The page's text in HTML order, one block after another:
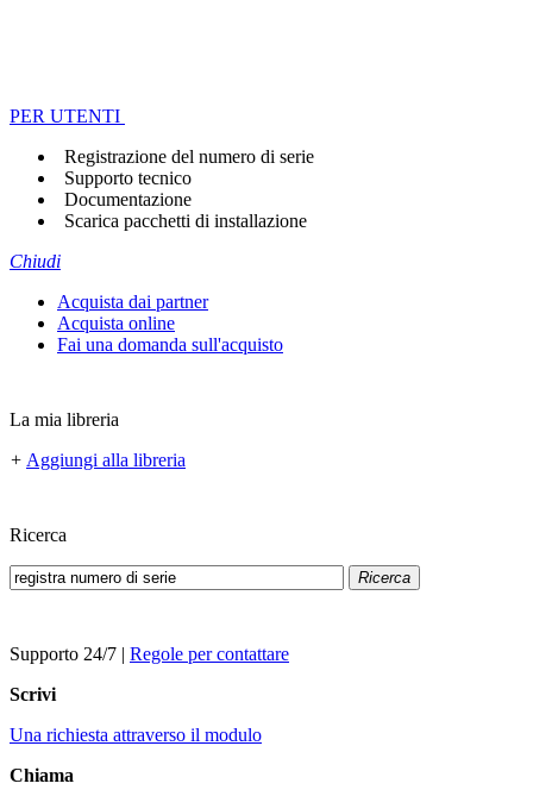
PER UTENTI
Registrazione del numero di serie
Supporto tecnico
Documentazione
Scarica pacchetti di installazione
Chiudi
Acquista dai partner
Acquista online
Fai una domanda sull'acquisto
La mia libreria
+ Aggiungi alla libreria
Ricerca
Ricerca
Supporto 24/7 | Regole per contattare
Scrivi
Una richiesta attraverso il modulo
Chiama